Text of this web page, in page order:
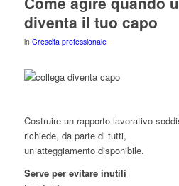
diventa il tuo capo
in Crescita professionale
Costruire un rapporto lavorativo
richiede, da parte di tutti,
un atteggiamento disponibile.
Serve per evitare inutili